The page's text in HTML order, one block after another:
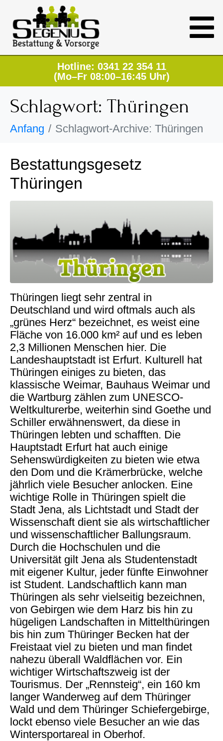
Hotline: 0341 22 354 11
(Mo–Fr 08:00–16:45 Uhr)
Schlagwort: Thüringen
Anfang Schlagwort-Archive: Thüringen
Bestattungsgesetz
Thüringen
Thüringen liegt sehr zentral in
Deutschland und wird oftmals auch als
„grünes Herz“ bezeichnet, es weist eine
Fläche von 16.000 km² auf und es leben
2,3 Millionen Menschen hier. Die
Landeshauptstadt ist Erfurt. Kulturell hat
Thüringen einiges zu bieten, das
klassische Weimar, Bauhaus Weimar und
die Wartburg zählen zum UNESCO-
Weltkulturerbe, weiterhin sind Goethe und
Schiller erwähnenswert, da diese in
Thüringen lebten und schafften. Die
Hauptstadt Erfurt hat auch einige
Sehenswürdigkeiten zu bieten wie etwa
den Dom und die Krämerbrücke, welche
jährlich viele Besucher anlocken. Eine
wichtige Rolle in Thüringen spielt die
Stadt Jena, als Lichtstadt und Stadt der
Wissenschaft dient sie als wirtschaftlicher
und wissenschaftlicher Ballungsraum.
Durch die Hochschulen und die
Universität gilt Jena als Studentenstadt
mit eigener Kultur, jeder fünfte Einwohner
ist Student. Landschaftlich kann man
Thüringen als sehr vielseitig bezeichnen,
von Gebirgen wie dem Harz bis hin zu
hügeligen Landschaften in Mittelthüringen
bis hin zum Thüringer Becken hat der
Freistaat viel zu bieten und man findet
nahezu überall Waldflächen vor. Ein
wichtiger Wirtschaftszweig ist der
Tourismus. Der „Rennsteig“, ein 160 km
langer Wanderweg auf dem Thüringer
Wald und dem Thüringer Schiefergebirge,
lockt ebenso viele Besucher an wie das
Wintersportareal in Oberhof.